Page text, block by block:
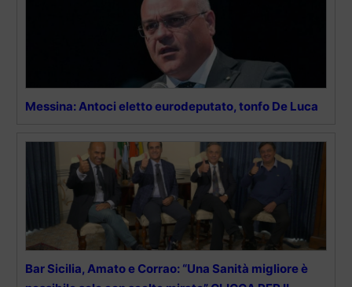
Messina: Antoci eletto eurodeputato, tonfo De Luca
Bar Sicilia, Amato e Corrao: “Una Sanità migliore è